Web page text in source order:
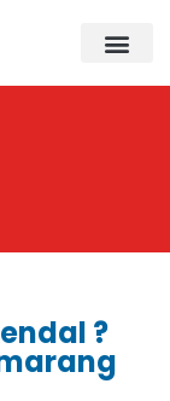
?